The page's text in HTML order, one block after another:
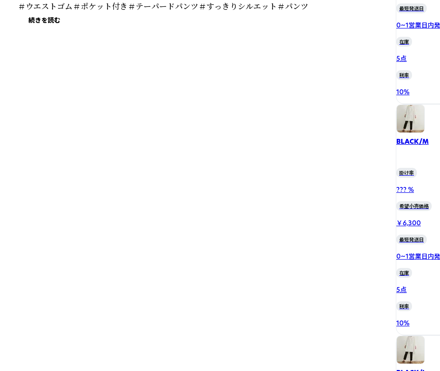
＃ウエストゴム＃ポケット付き＃テーパードパンツ＃すっきりシルエット＃パンツ
続きを読む
最短発送日
0~1営業日内
在庫
5点
税率
10%
BLACK/M
掛け率
??? %
希望小売価格
￥6,300
最短発送日
0~1営業日内
在庫
5点
税率
10%